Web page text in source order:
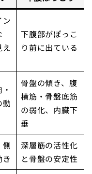
ン
え
下腹部がぽっこ
り前に出ている
動
骨盤の傾き、腹
横筋・骨盤底筋
の弱化、内臓下
垂
側
深層筋の活性化
と骨盤の安定性